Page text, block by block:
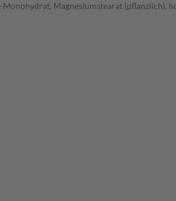
Magnesiumstearat (pflanzlich),